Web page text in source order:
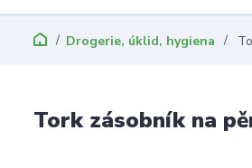
Drogerie, úklid, hygiena
Tork zásobník na